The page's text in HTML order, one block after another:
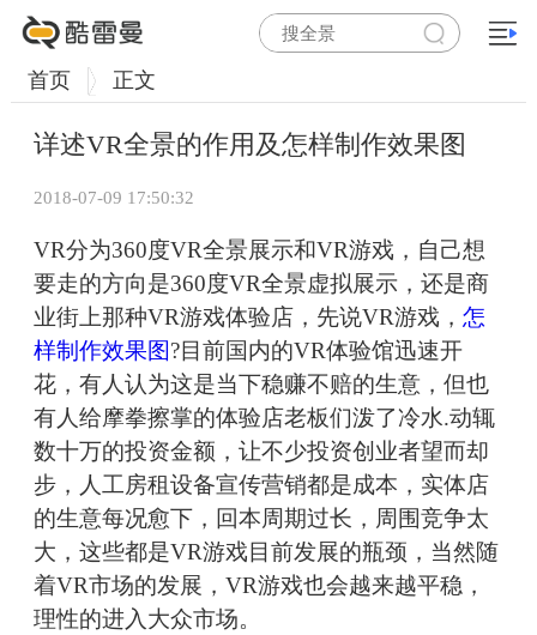
首页 正文
详述VR全景的作用及怎样制作效果图
2018-07-09 17:50:32
VR分为360度VR全景展示和VR游戏，自己想
要走的方向是360度VR全景虚拟展示，还是商
业街上那种VR游戏体验店，先说VR游戏， 怎
样制作效果图?目前国内的VR体验馆迅速开
花，有人认为这是当下稳赚不赔的生意，但也
有人给摩拳擦掌的体验店老板们泼了冷水.动辄
数十万的投资金额，让不少投资创业者望而却
步，人工房租设备宣传营销都是成本，实体店
的生意每况愈下，回本周期过长，周围竞争太
大，这些都是VR游戏目前发展的瓶颈，当然随
着VR市场的发展，VR游戏也会越来越平稳，
理性的进入大众市场。